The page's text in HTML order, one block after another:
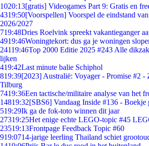
1020:13[gratis] Videogames Part 9: Gratis en
4319:50[Voorspellen] Voorspel de eindstand
2026/2027
719:48Dries Roelvink spreekt vakantieganger
4919:46Woningtekort: dus ga je woningen
24119:46Top 2000 Editie 2025 #243 Alle
lijken
419:42Last minute balie Schiphol
819:39[2023] Australië: Voyager - Promise #2 -
Tilburg
7419:36Een tactische/militaire analyse van het
14819:32[SBS6] Vandaag Inside #136 - Boekje
519:29Ik ga de fok-toto winnen dit jaar
27319:25Het enige echte LEGO-topic #45
23519:13Frontpage Feedback Topic #60
919:0714-jarige leerling Thailand schiet